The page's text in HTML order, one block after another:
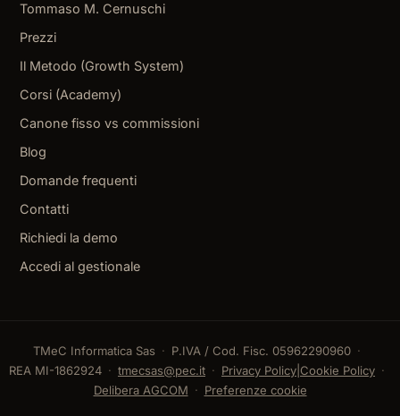
Tommaso M. Cernuschi
Prezzi
Il Metodo (Growth System)
Corsi (Academy)
Canone fisso vs commissioni
Blog
Domande frequenti
Contatti
Richiedi la demo
Accedi al gestionale
TMeC Informatica Sas
P.IVA / Cod. Fisc. 05962290960
REA MI-1862924
tmecsas@pec.it Privacy Policy Cookie Policy
Delibera AGCOM
Preferenze cookie